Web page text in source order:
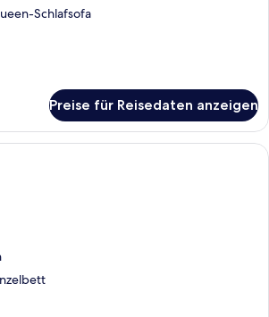
Schlafsofa
Preise für Reisedaten anzeigen
Ein Hotelzimmer mit einem grünen